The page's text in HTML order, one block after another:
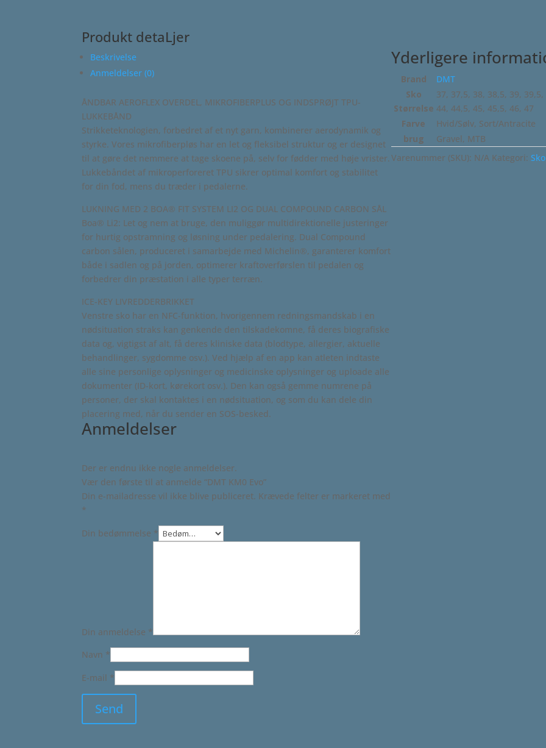
Produkt detaLjer
Beskrivelse
Anmeldelser (0)
ÅNDBAR AEROFLEX OVERDEL, MIKROFIBERPLUS OG INDSPRØJT TPU-
LUKKEBÅND
Strikketeknologien, forbedret af et nyt garn, kombinerer aerodynamik og
styrke. Vores mikrofiberpløs har en let og fleksibel struktur og er designet
til at gøre det nemmere at tage skoene på, selv for fødder med høje vrister.
Lukkebåndet af mikroperforeret TPU sikrer optimal komfort og stabilitet
for din fod, mens du træder i pedalerne.
LUKNING MED 2 BOA® FIT SYSTEM LI2 OG DUAL COMPOUND CARBON SÅL
Boa® Li2: Let og nem at bruge, den muliggør multidirektionelle justeringer
for hurtig opstramning og løsning under pedalering. Dual Compound
carbon sålen, produceret i samarbejde med Michelin®, garanterer komfort
både i sadlen og på jorden, optimerer kraftoverførslen til pedalen og
forbedrer din præstation i alle typer terræn.
ICE-KEY LIVREDDERBRIKKET
Venstre sko har en NFC-funktion, hvorigennem redningsmandskab i en
nødsituation straks kan genkende den tilskadekomne, få deres biografiske
data og, vigtigst af alt, få deres kliniske data (blodtype, allergier, aktuelle
behandlinger, sygdomme osv.). Ved hjælp af en app kan atleten indtaste
alle sine personlige oplysninger og medicinske oplysninger og uploade alle
dokumenter (ID-kort, kørekort osv.). Den kan også gemme numrene på
personer, der skal kontaktes i en nødsituation, og som du kan dele din
placering med, når du sender en SOS-besked.
Anmeldelser
Der er endnu ikke nogle anmeldelser.
Vær den første til at anmelde “DMT KM0 Evo”
Din e-mailadresse vil ikke blive publiceret. Krævede felter er markeret med
*
Din bedømmelse *
Din anmeldelse *
Navn *
E-mail *
Yderligere
Brand
DMT
Sko
Størrelse
37, 37,5, 38, 38,5, 39,
44, 44,5, 45, 45,5, 46, 47
Farve
Hvid/Sølv, Sort/Antracite
brug
Gravel, MTB
Varenummer (SKU): N/A Kategori: Sko